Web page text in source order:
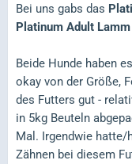
Bei uns gabs das
Platinum Adult Lamm
Beide Hunde haben
okay von der Größe,
des Futters gut -
in 5kg Beuteln
Mal. Irgendwie hatte/
Zähnen bei diesem